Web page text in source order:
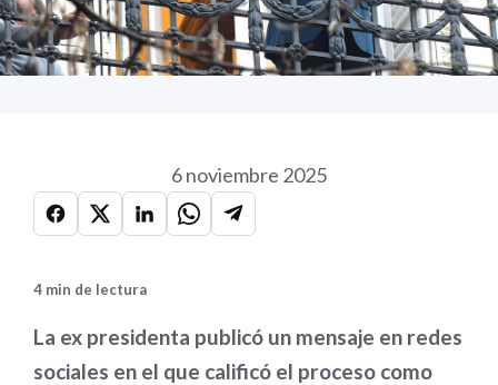
6 noviembre 2025
4 min de lectura
La ex presidenta publicó un mensaje en redes
sociales en el que calificó el proceso como